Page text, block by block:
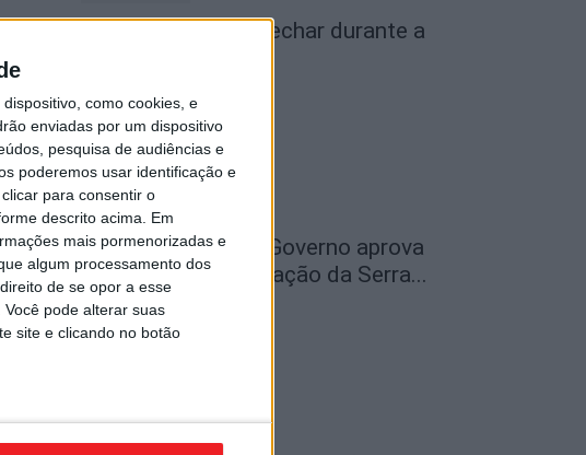
como cookies, e
enviadas por um dispositivo
pesquisa de audiências e
poderemos usar identificação e
para consentir o
descrito acima. Em
mais pormenorizadas e
algum processamento dos
de se opor a esse
pode alterar suas
site e clicando no botão
Viseu: IP3 volta a fechar durante a
São Pedro do Sul: Governo aprova
Centro de Interpretação da Serra...
8 de Agosto, 2026